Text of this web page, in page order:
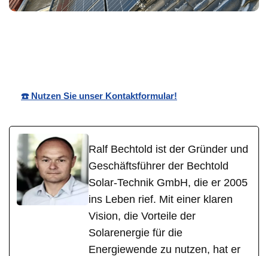
☎️ Nutzen Sie unser Kontaktformular!
Ralf Bechtold ist der Gründer und
Geschäftsführer der Bechtold
Solar-Technik GmbH, die er 2005
ins Leben rief. Mit einer klaren
Vision, die Vorteile der
Solarenergie für die
Energiewende zu nutzen, hat er